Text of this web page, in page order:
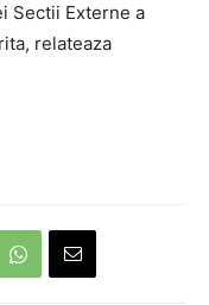
Sectii Externe a
relateaza